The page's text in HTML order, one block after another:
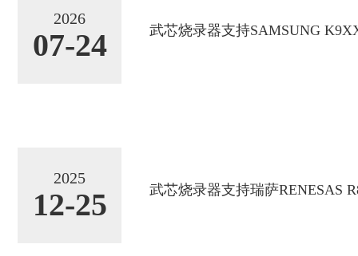
2026
07-24 武芯烧录器支持SAMSUNG
2025
12-25 武芯烧录器支持瑞萨RENESAS